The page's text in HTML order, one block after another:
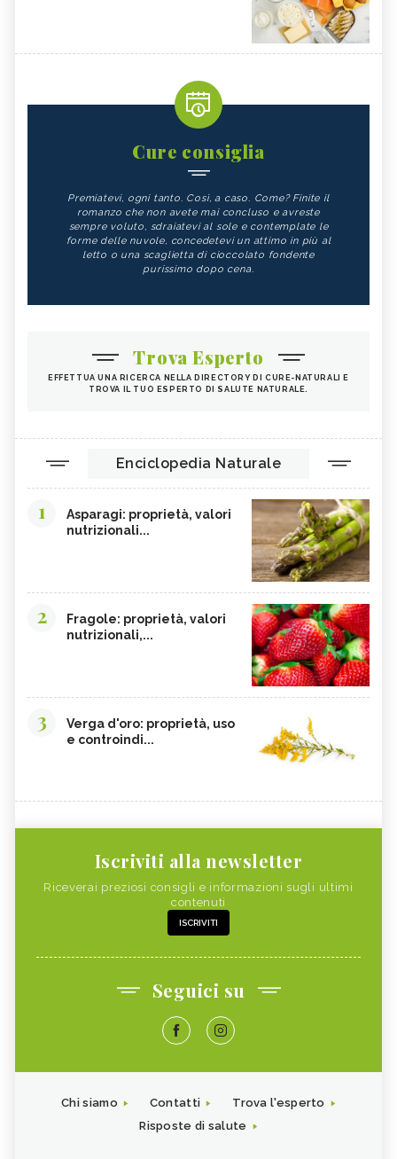
Cure consiglia
Premiatevi, ogni tanto. Così, a caso. Come? Finite il
romanzo che non avete mai concluso e avreste
sempre voluto, sdraiatevi al sole e contemplate le
forme delle nuvole, concedetevi un attimo in più al
letto o una scaglietta di cioccolato fondente
purissimo dopo cena.
Trova Esperto
EFFETTUA UNA RICERCA NELLA DIRECTORY DI CURE-NATURALI E
TROVA IL TUO ESPERTO DI SALUTE NATURALE.
Enciclopedia Naturale
1
Asparagi: proprietà, valori
nutrizionali...
2
Fragole: proprietà, valori
nutrizionali,...
3
Verga d'oro: proprietà, uso
e controindi...
Iscriviti alla newsletter
Riceverai preziosi consigli e informazioni sugli ultimi
contenuti
ISCRIVITI
Seguici su
Chi siamo Contatti
Trova l'esperto
Risposte di salute